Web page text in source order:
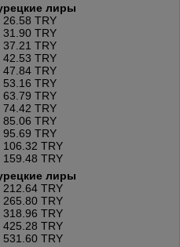
лиры
26.58 TRY
TRY
37.21 TRY
TRY
47.84 TRY
TRY
TRY
TRY
TRY
TRY
TRY
TRY
лиры
TRY
TRY
TRY
TRY
TRY